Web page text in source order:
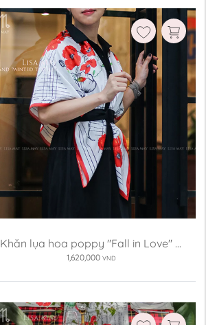
Khăn lụa hoa poppy "Fall in Love" ...
1,620,000 VND